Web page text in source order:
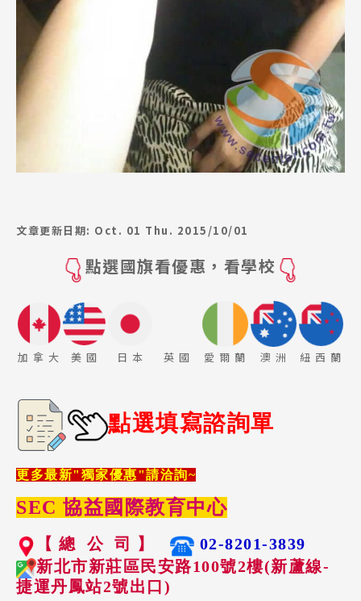
文章更新日期: Oct. 01 Thu. 2015/10/01
點選國旗看優惠，看學校
加 拿 大 美 國 日 本 英 國 愛 爾 蘭 澳 洲 紐 西 蘭
點選填寫諮詢單
更多最新"獨家優惠"請洽詢~
SEC 協益國際教育中心
【 總 公 司 】
02-8201-3839
新北市新莊區民安路100號2樓(新蘆線-
捷運丹鳳站2號出口)